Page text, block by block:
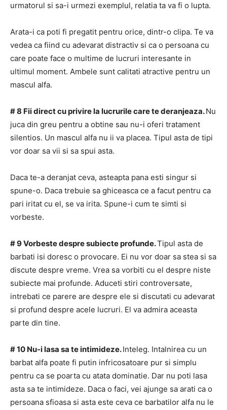
urmatorul si sa-i urmezi exemplul, relatia ta va fi o lupta.
Arata-i ca poti fi pregatit pentru orice, dintr-o clipa. Te va
vedea ca fiind cu adevarat distractiv si ca o persoana cu
care poate face o multime de lucruri interesante in
ultimul moment. Ambele sunt calitati atractive pentru un
mascul alfa.
# 8 Fii direct cu privire la lucrurile care te deranjeaza.Nu
juca din greu pentru a obtine sau nu-i oferi tratament
silentios. Un mascul alfa nu ii va placea. Tipul asta de tipi
vor doar sa vii si sa spui asta.
Daca te-a deranjat ceva, asteapta pana esti singur si
spune-o. Daca trebuie sa ghiceasca ce a facut pentru ca
pari iritat cu el, se va irita. Spune-i cum te simti si
vorbeste.
# 9 Vorbeste despre subiecte profunde.Tipul asta de
barbati isi doresc o provocare. Ei nu vor doar sa stea si sa
discute despre vreme. Vrea sa vorbiti cu el despre niste
subiecte mai profunde. Aduceti stiri controversate,
intrebati ce parere are despre ele si discutati cu adevarat
si profund despre acele lucruri. El va admira aceasta
parte din tine.
# 10 Nu-i lasa sa te intimideze.Inteleg. Intalnirea cu un
barbat alfa poate fi putin infricosatoare pur si simplu
pentru ca se poarta cu atata dominatie. Dar nu poti lasa
asta sa te intimideze. Daca o faci, vei ajunge sa arati ca o
persoana sfioasa si asta este ceva ce barbatilor alfa nu le